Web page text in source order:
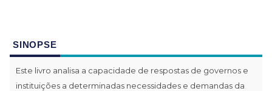
SINOPSE
Este livro analisa a capacidade de respostas de governos e
instituições a determinadas necessidades e demandas da